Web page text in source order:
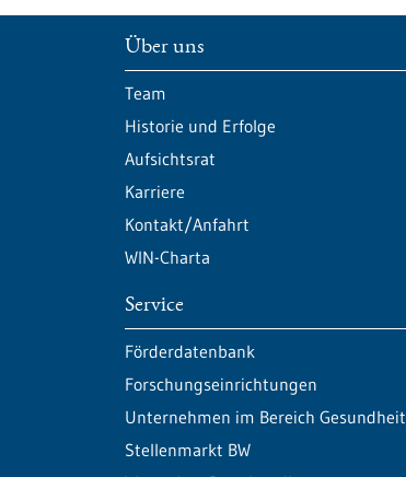
Über uns
Team
Historie und Erfolge
Aufsichtsrat
Karriere
Kontakt/Anfahrt
WIN-Charta
Service
Förderdatenbank
Forschungseinrichtungen
Unternehmen im Bereich Gesundheit
Stellenmarkt BW